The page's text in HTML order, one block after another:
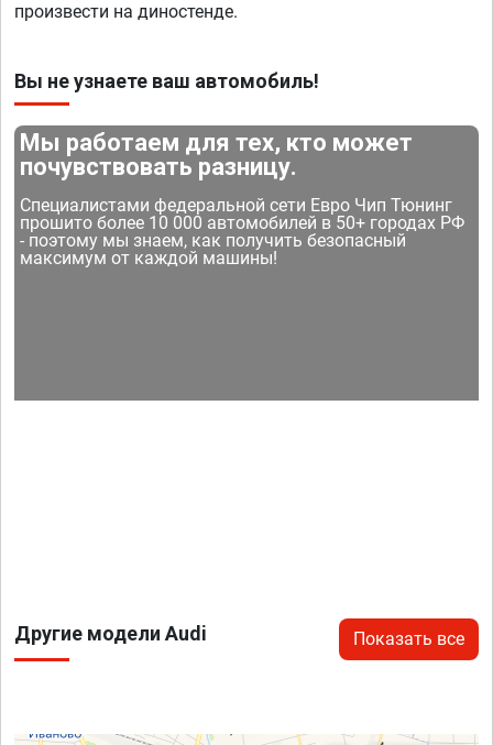
произвести на диностенде.
Вы не узнаете ваш автомобиль!
Мы работаем для тех, кто может
почувствовать разницу.
Специалистами федеральной сети Евро Чип Тюнинг
прошито более 10 000 автомобилей в 50+ городах РФ
- поэтому мы знаем, как получить безопасный
максимум от каждой машины!
Другие модели Audi Показать все